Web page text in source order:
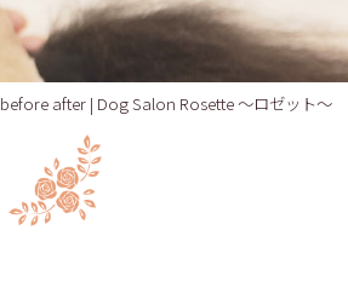
before after | Dog Salon Rosette ～ロゼット～